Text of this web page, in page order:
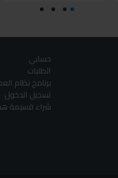
حسابي
الطلبات
برنامج نظام
تسجيل الدخول
شراء قسيمة